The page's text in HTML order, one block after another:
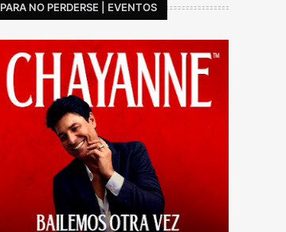
PARA NO PERDERSE | EVENTOS